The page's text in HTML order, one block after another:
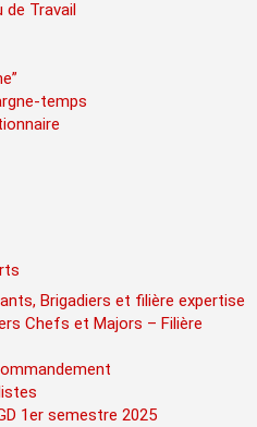
de Travail
temps
Brigadiers et filière expertise
Chefs et Majors – Filière
1er semestre 2025